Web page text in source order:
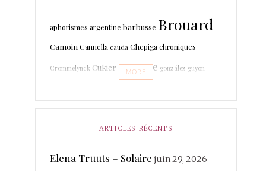
TRADUCTIONS
aphorismes argentine barbusse Brouard
Camoin Cannella cauda Chepiga chroniques
Crommelynck Cukier espagne gonzález guyon
Marrodan
Paisantphotographies Poésiequintuor
MORE
ARTICLES RÉCENTS
Elena Truuts – Solaire juin 29, 2026